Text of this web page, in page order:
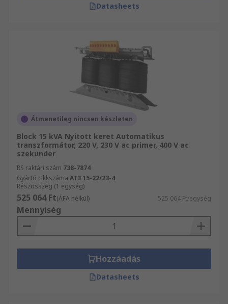
Datasheets
Átmenetileg nincsen készleten
Block 15 kVA Nyitott keret Automatikus
transzformátor, 220 V, 230 V ac primer, 400 V ac
szekunder
RS raktári szám 738-7874
Gyártó cikkszáma AT3 15-22/23-4
Részösszeg (1 egység)
525 064 Ft(ÁFA nélkül) 525 064 Ft/egység
Mennyiség
Hozzáadás
Datasheets